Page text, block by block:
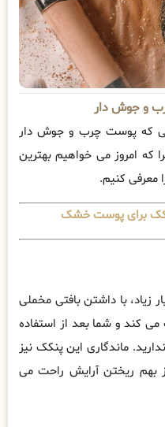
و جوش دار
که پوست چرب و جوش دار
که امروز می خواهیم بهترین
معرفی کنیم.
برای پوست خشک
زیاد، با داشتن بافتی مخملی
کند و شما بعد از استفاده
ماندگاری این پنکک نیز
بهم ریختن آرایش راحت می